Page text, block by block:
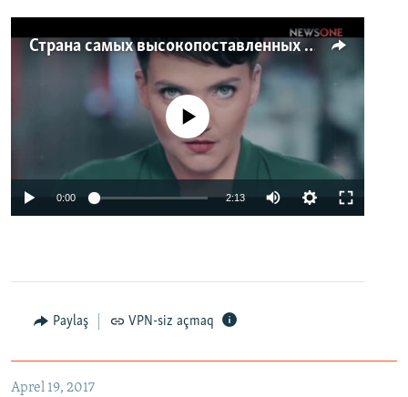
Страна самых высокопоставленных телеведущих. Почему политики захватили телеэфир Украины
No media source currently available
0:00 2:13
Paylaş VPN-siz açmaq
Aprel 19, 2017